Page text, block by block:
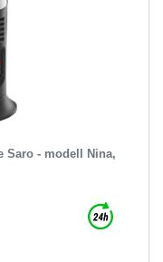
Saro - modell Nina,